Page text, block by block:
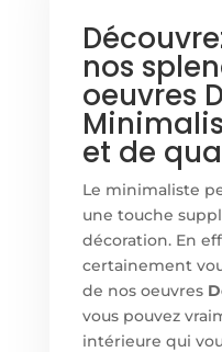
nos
oeuvres
et de
Le minimaliste
une touche
décoration. En
certainement
de nos oeuvres
vous pouvez
intérieure qui